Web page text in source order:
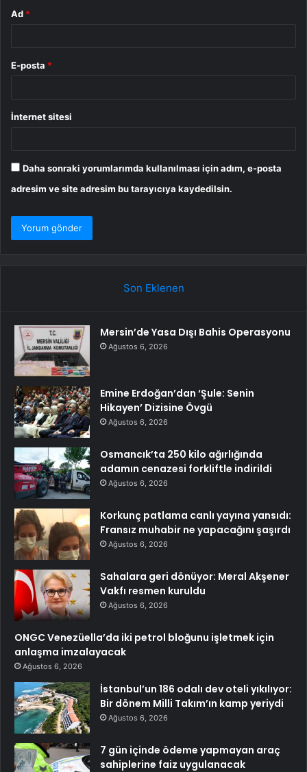
Ad *
E-posta *
İnternet sitesi
Daha sonraki yorumlarımda kullanılması için adım, e-posta
adresim ve site adresim bu tarayıcıya kaydedilsin.
Son Eklenen
Mersin’de Yasa Dışı Bahis Operasyonu
Ağustos 6, 2026
Emine Erdoğan’dan ‘Şule: Senin
Hikayen’ Dizisine Övgü
Ağustos 6, 2026
Osmancık’ta 250 kilo ağırlığında
adamın cenazesi forkliftle indirildi
Ağustos 6, 2026
Korkunç patlama canlı yayına yansıdı:
Fransız muhabir ne yapacağını şaşırdı
Ağustos 6, 2026
Sahalara geri dönüyor: Meral Akşener
Vakfı resmen kuruldu
Ağustos 6, 2026
ONGC Venezüella’da iki petrol bloğunu işletmek için
anlaşma imzalayacak
Ağustos 6, 2026
İstanbul’un 186 odalı dev oteli yıkılıyor:
Bir dönem Milli Takım’ın kamp yeriydi
Ağustos 6, 2026
7 gün içinde ödeme yapmayan araç
sahiplerine faiz uygulanacak